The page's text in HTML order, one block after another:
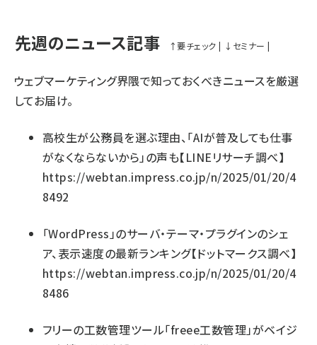
先週のニュース記事 ↑要チェック | ↓ セミナー |
ウェブマーケティング界隈で知っておくべきニュースを厳選
してお届け。
高校生が公務員を選ぶ理由、「AIが普及しても仕事
がなくならないから」の声も【LINEリサーチ調べ】
https://webtan.impress.co.jp/n/2025/01/20/4
8492
「WordPress」のサーバ・テーマ・プラグインのシェ
ア、表示速度の最新ランキング【ドットマークス調べ】
https://webtan.impress.co.jp/n/2025/01/20/4
8486
フリーの工数管理ツール「freee工数管理」がベイジ